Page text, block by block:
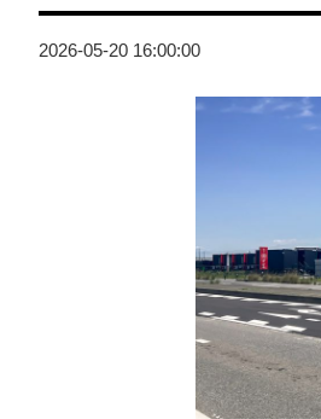
2026-05-20 16:00:00